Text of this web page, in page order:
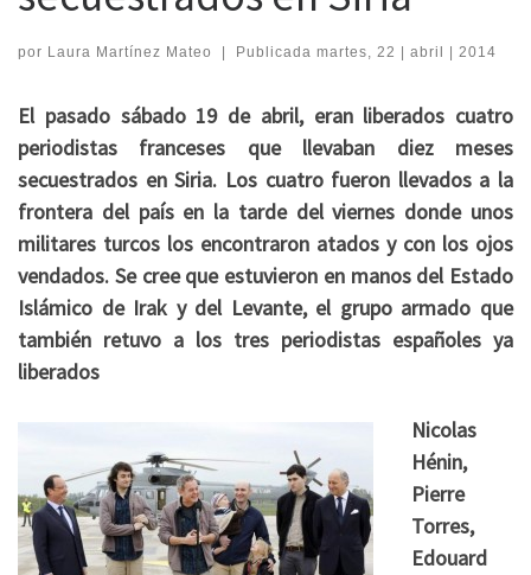
por Laura Martínez Mateo | Publicada martes, 22 | abril | 2014
El pasado sábado 19 de abril, eran liberados cuatro
periodistas franceses que llevaban diez meses
secuestrados en Siria. Los cuatro fueron llevados a la
frontera del país en la tarde del viernes donde unos
militares turcos los encontraron atados y con los ojos
vendados. Se cree que estuvieron en manos del Estado
Islámico de Irak y del Levante, el grupo armado que
también retuvo a los tres periodistas españoles ya
liberados
Nicolas
Hénin,
Pierre
Torres,
Edouard